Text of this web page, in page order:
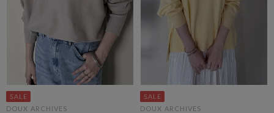
DOUX ARCHIVES DOUX ARCHIVES